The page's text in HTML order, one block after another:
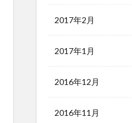
2017年2月
2017年1月
2016年12月
2016年11月